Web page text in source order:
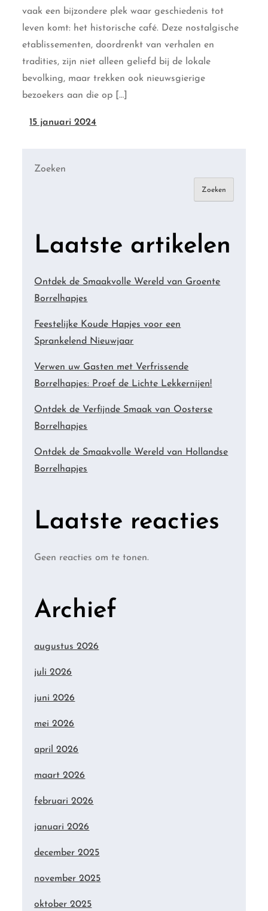
vaak een bijzondere plek waar geschiedenis tot
leven komt: het historische café. Deze nostalgische
etablissementen, doordrenkt van verhalen en
tradities, zijn niet alleen geliefd bij de lokale
bevolking, maar trekken ook nieuwsgierige
bezoekers aan die op […]
15 januari 2024
Zoeken
Zoeken
Laatste artikelen
Ontdek de Smaakvolle Wereld van Groente
Borrelhapjes
Feestelijke Koude Hapjes voor een
Sprankelend Nieuwjaar
Verwen uw Gasten met Verfrissende
Borrelhapjes: Proef de Lichte Lekkernijen!
Ontdek de Verfijnde Smaak van Oosterse
Borrelhapjes
Ontdek de Smaakvolle Wereld van Hollandse
Borrelhapjes
Laatste reacties
Geen reacties om te tonen.
Archief
augustus 2026
juli 2026
juni 2026
mei 2026
april 2026
maart 2026
februari 2026
januari 2026
december 2025
november 2025
oktober 2025